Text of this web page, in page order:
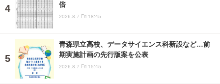
倍
2026.8.7 Fri 18:45
青森県立高校、データサイエンス科新設など…前
期実施計画の先行版案を公表
2026.8.7 Fri 15:45